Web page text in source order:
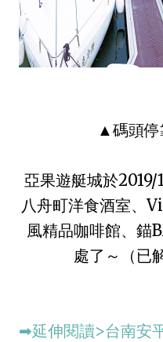
▲碼頭停
亞果遊艇城於2019/
八舟町洋食酒室、
風精品咖啡館、錨
處了～（已
➡延伸閱讀>台南安